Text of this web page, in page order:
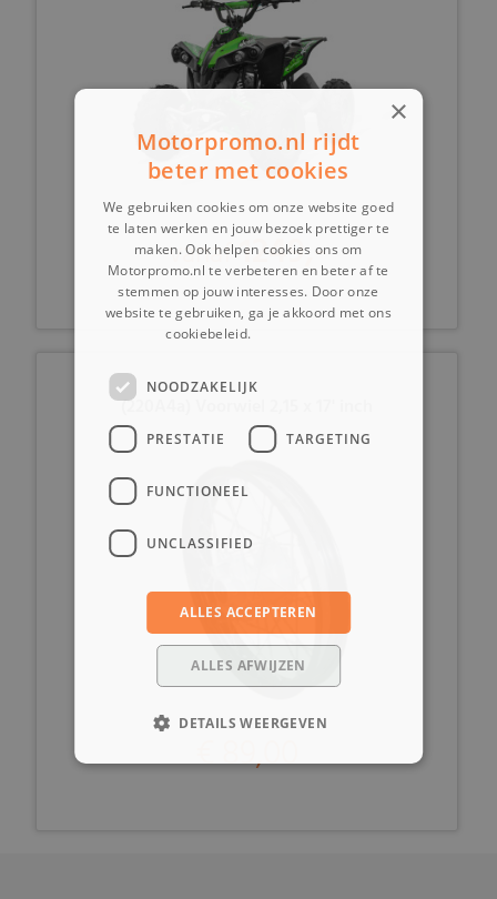
vanaf 1249,-
(220A4a) Voorwiel 2,15 x 17' inch
€ 89,00
×
Motorpromo.nl rijdt
beter met cookies
We gebruiken cookies om onze website goed
te laten werken en jouw bezoek prettiger te
maken. Ook helpen cookies ons om
Motorpromo.nl te verbeteren en beter af te
stemmen op jouw interesses. Door onze
website te gebruiken, ga je akkoord met ons
cookiebeleid.
NOODZAKELIJK
PRESTATIE TARGETING
FUNCTIONEEL
UNCLASSIFIED
ALLES ACCEPTEREN
ALLES AFWIJZEN
DETAILS WEERGEVEN